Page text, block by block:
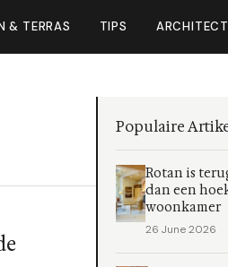
& TERRAS TIPS
Populaire
Rotan is
dan een
woonkamer
26 June 2026